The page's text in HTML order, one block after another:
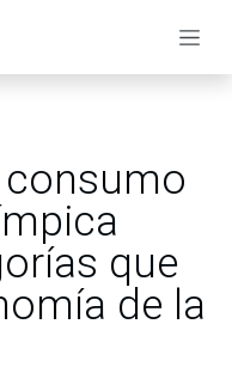
que
de la